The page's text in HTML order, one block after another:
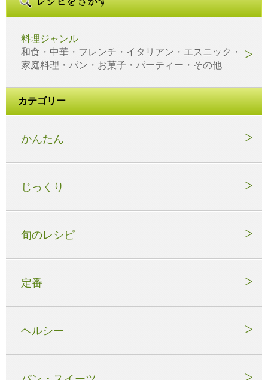
料理ジャンル
和食・中華・フレンチ・イタリアン・エスニック・
家庭料理・パン・お菓子・パーティー・その他
カテゴリー
かんたん
じっくり
旬のレシピ
定番
ヘルシー